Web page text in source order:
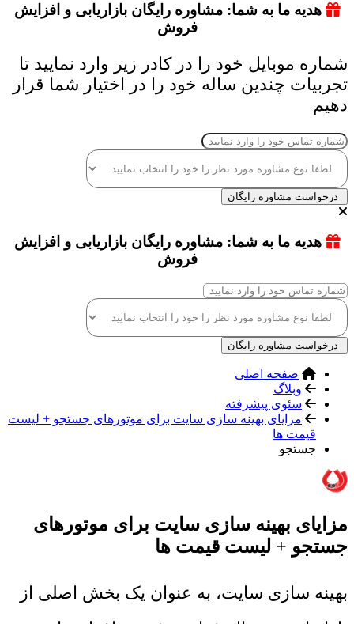
هدیه ما به شما: مشاوره رایگان بازاریابی و افزایش
فروش
شماره موبایل خود را در کادر زیر وارد نمایید تا
تجربیات چندین ساله خود را در اختیار شما قرار
دهیم
درخواست مشاوره رایگان
هدیه ما به شما: مشاوره رایگان بازاریابی و افزایش
فروش
درخواست مشاوره رایگان
صفحه اصلی
وبلاگ
سئوی پیشرفته
مزایای بهینه سازی سایت برای موتورهای جستجو + لیست
قیمت ها
جستجو
مزایای بهینه سازی سایت برای موتورهای
جستجو + لیست قیمت ها
بهینه سازی سایت، به عنوان یک بخش اصلی از